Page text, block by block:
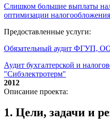
Слишком большие выплаты
оптимизации налогообложения
Предоставленные услуги:
Обязательный аудит ФГУП,
Аудит бухгалтерской и
"Сибэлектротерм"
2012
Описание проекта:
1. Цели, задачи и